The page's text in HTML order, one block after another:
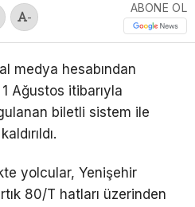
-
ABONE OL
medya hesabından
Ağustos itibarıyla
biletli sistem ile
yolcular, Yenişehir
80/T hatları üzerinden